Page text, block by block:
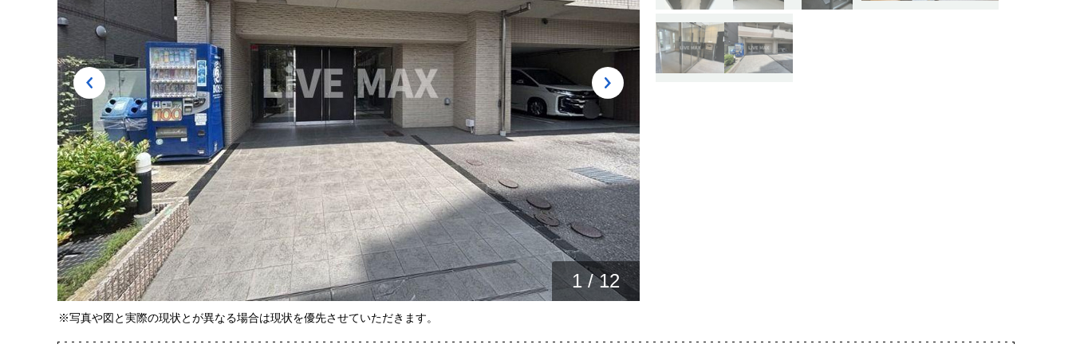
1 /12
※写真や図と実際の現状とが異なる場合は現状を優先させていただきます。